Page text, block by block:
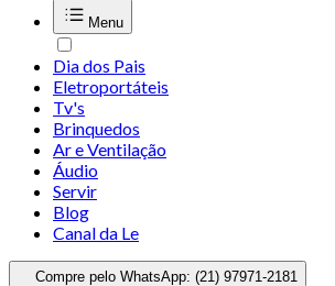
Menu
Dia dos Pais
Eletroportáteis
Tv's
Brinquedos
Ar e Ventilação
Áudio
Servir
Blog
Canal da Le
Compre pelo WhatsApp: (21) 97971-2181